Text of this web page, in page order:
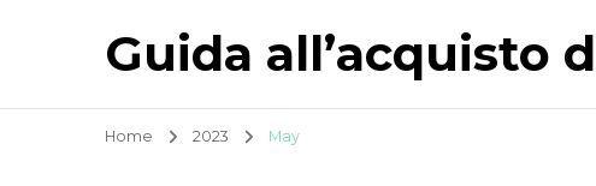
Guida all’acquisto
Home 2023 May